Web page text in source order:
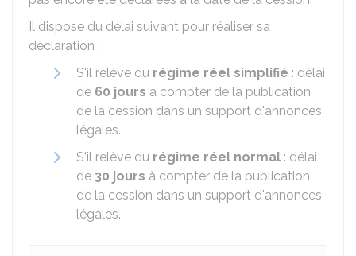
Il dispose du délai suivant pour réaliser sa
déclaration :
S'il relève du régime réel simplifié : délai
de 60 jours à compter de la publication
de la cession dans un support d'annonces
légales.
S'il relève du régime réel normal : délai
de 30 jours à compter de la publication
de la cession dans un support d'annonces
légales.